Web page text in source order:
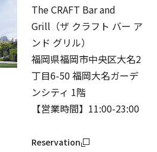
The CRAFT Bar and
Grill（ザ クラフト バー ア
ンド グリル）
福岡県福岡市中央区大名2
丁目6-50 福岡大名ガーデ
ンシティ 1階
【営業時間】11:00-23:00
Reservation